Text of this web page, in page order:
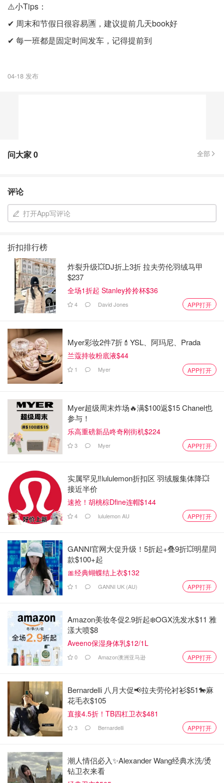
⚠️小Tips：
✔ 周末和节假日很容易🈵，建议提前几天book好
✔ 每一班都是固定时间发车，记得提前到
04-18 发布
问大家0 全部
评论
打开App写评论
折扣排行榜
炸裂升级💥DJ折上3折 拉夫劳伦羽绒马甲
$237
全场1折起 Stanley拎拎杯$36
4 David Jones APP打开
Myer彩妆2件7折💄YSL、阿玛尼、Prada
兰蔻持妆粉底液$44
1 Myer APP打开
Myer超级周末炸场🔥满$100返$15 Chanel也
参与！
乐高重磅新品咚奇刚街机$224
3 Myer APP打开
实属罕见‼️lululemon折扣区 羽绒服集体降💥
接近半价
速抢！胡桃棕Dfine连帽$144
4 lululemon AU APP打开
GANNI官网大促升级！5折起+叠9折💥明星同
款$100+起
🎀经典蝴蝶结上衣$132
1 GANNI UK (AU) APP打开
Amazon美妆冬促2.9折起❄️OGX洗发水$11 雅
漾大喷$8
Aveeno保湿身体乳$12/1L
0 Amazon澳洲亚马逊 APP打开
Bernardelli 八月大促📢拉夫劳伦衬衫$51🐎麻
花毛衣$105
直接4.5折！TB四杠卫衣$481
3 Bernardelli APP打开
潮人情侣必入✨Alexander Wang经典水洗/烫
钻卫衣来看